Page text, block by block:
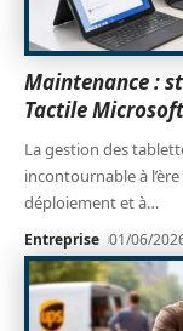
Maintenance :
Tactile
La gestion des
incontournable à
déploiement et à…
Entreprise 01/06/